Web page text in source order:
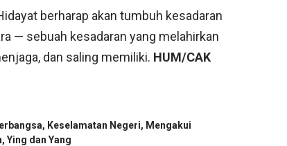
berharap akan tumbuh kesadaran
— sebuah kesadaran yang melahirkan
dan saling memiliki. HUM/CAK
, Keselamatan Negeri, Mengakui
,Ying dan Yang